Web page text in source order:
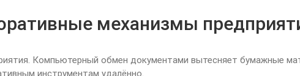
механизмы
Компьютерный обмен документами вытесняет бумажные
инструментам удалённо.